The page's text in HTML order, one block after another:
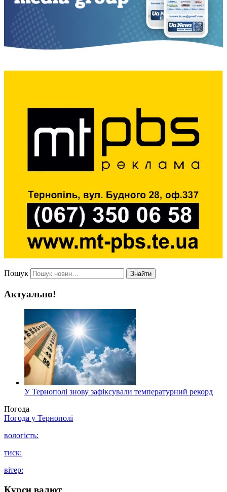
Пошук Знайти
Актуально!
У Тернополі знову зафіксували температурний рекорд
Погода
Погода у Тернополі
вологість:
тиск:
вітер:
Курси валют